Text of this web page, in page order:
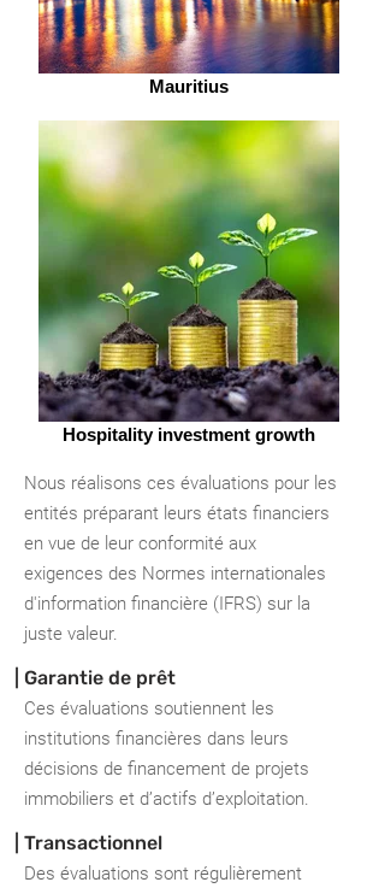
Mauritius
Hospitality investment growth
Nous réalisons ces évaluations pour les
entités préparant leurs états financiers
en vue de leur conformité aux
exigences des Normes internationales
d'information financière (IFRS) sur la
juste valeur.
| Garantie de prêt
Ces évaluations soutiennent les
institutions financières dans leurs
décisions de financement de projets
immobiliers et d’actifs d’exploitation.
| Transactionnel
Des évaluations sont régulièrement